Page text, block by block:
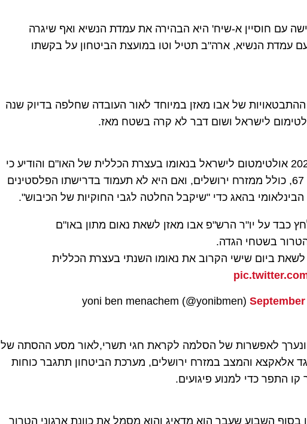
עם חוסיין א-שיח' היא הבהירה את עמדת הנשיא ואף שיגרה
עמדת הנשיא, ארה"ב תטיל וטו במועצת הביטחון על בקשתו
של אבו מאזן במיוחד לאור העובדה שחלפה בדיוק שנה
לישראל ושום דבר לא קרה בשטח מאז.
יו"ר הרש"פ הציב בחודש ספטמבר 2021 אולטימטום לישראל בנאומו בעצרת הכללית של האו"ם והודיע כי
לישראל יש שנה אחת לסגת לגבולות 67, כולל ממזרח ירושלים, ואם היא לא תעמוד בדרישתו הפלסטינים
הבינלאומי בהאג כדי "שיקבל החלטה לגבי החוקיות של הכיבוש".
כבד על יו"ר הרש"פ אבו מאזן לשאת נאום מתון באו"ם
בשטחי הגדה.
לשאת ביום שישי הקרוב את נאומו השנתי בעצרת הכללית
September
ונערך לאפשרות של הסלמה לקראת חגי תשרי,לאור מסע ההסתה של
אלאקצא והמצב במזרח ירושלים, מערכת הביטחון תתגבר כוחות
התפר כדי למנוע פיגועים.
בסוף השבוע שעבר הוא מדאיג והוא מסמל את כוונת ארגוני הטרור